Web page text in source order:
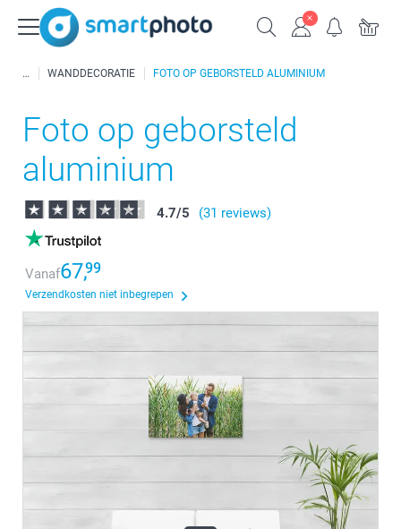
WANDDECORATIE FOTO OP GEBORSTELD ALUMINIUM
Foto op geborsteld
aluminium
4.7/5 (31 reviews)
Vanaf67,99
Verzendkosten niet inbegrepen